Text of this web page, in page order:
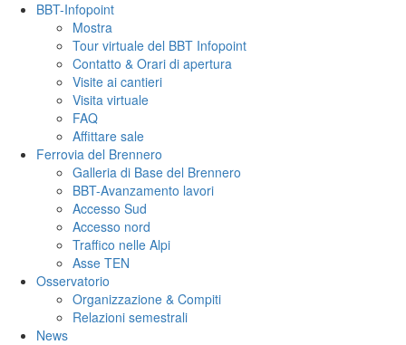
BBT-Infopoint
Mostra
Tour virtuale del BBT Infopoint
Contatto & Orari di apertura
Visite ai cantieri
Visita virtuale
FAQ
Affittare sale
Ferrovia del Brennero
Galleria di Base del Brennero
BBT-Avanzamento lavori
Accesso Sud
Accesso nord
Traffico nelle Alpi
Asse TEN
Osservatorio
Organizzazione & Compiti
Relazioni semestrali
News